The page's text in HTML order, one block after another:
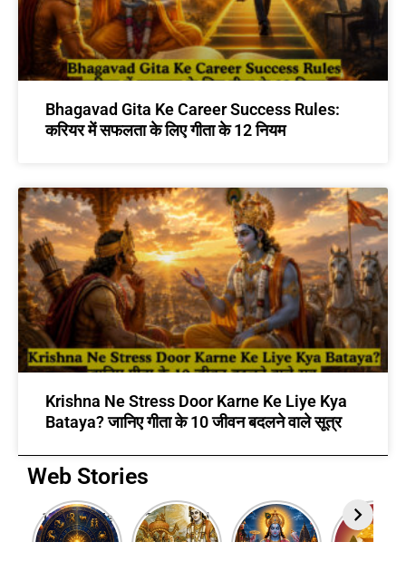
Bhagavad Gita Ke Career Success Rules:
करियर में सफलता के लिए गीता के 12 नियम
Krishna Ne Stress Door Karne Ke Liye Kya
Bataya? जानिए गीता के 10 जीवन बदलने वाले सूत्र
Web Stories
12 Rashi Ke
Swami:
7 Powerful
Bhagavad
Adhik
Maas 2026:
Akshaya
Tritiya